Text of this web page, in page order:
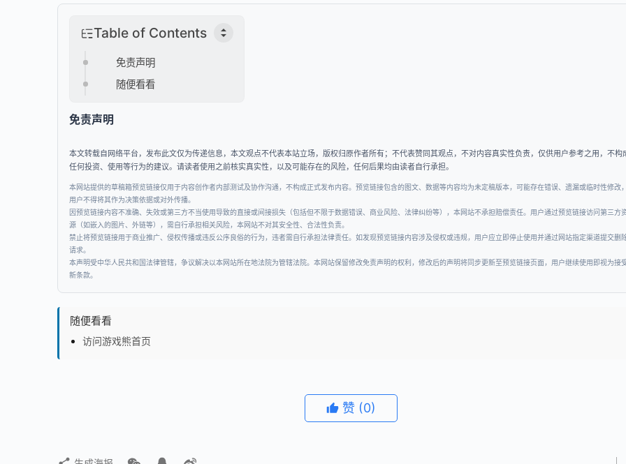
Table of Contents
免责声明
随便看看
免责声明
本文转载自网络平台，发布此文仅为传递信息，本文观点不代表本站立场，版权归原作者所有；不代表赞同其观点，不对内容真实性负责，仅供用户参考之用，不构
任何投资、使用等行为的建议。请读者使用之前核实真实性，以及可能存在的风险，任何后果均由读者自行承担。
本网站提供的草稿箱预览链接仅用于内容创作者内部测试及协作沟通，不构成正式发布内容。预览链接包含的图文、数据等内容均为未定稿版本，可能存在错误、遗漏或临时性修改，
用户不得将其作为决策依据或对外传播。
因预览链接内容不准确、失效或第三方不当使用导致的直接或间接损失（包括但不限于数据错误、商业风险、法律纠纷等），本网站不承担赔偿责任。用户通过预览链接访问第三方
源（如嵌入的图片、外链等），需自行承担相关风险，本网站不对其安全性、合法性负责。
禁止将预览链接用于商业推广、侵权传播或违反公序良俗的行为，违者需自行承担法律责任。如发现预览链接内容涉及侵权或违规，用户应立即停止使用并通过网站指定渠道提交删
请求。
本声明受中华人民共和国法律管辖，争议解决以本网站所在地法院为管辖法院。本网站保留修改免责声明的权利，修改后的声明将同步更新至预览链接页面，用户继续使用即视为接
新条款。
随便看看
访问游戏熊首页
赞 (0)